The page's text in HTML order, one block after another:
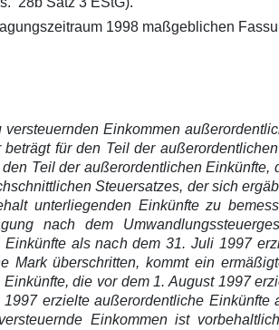
1998 maßgeblichen
versteuernden Einkommen
beträgt für den Teil der
Teil der außerordentlichen Einkünfte,
Steuersatzes, der sich
unterliegenden Einkünfte zu
nach dem
Einkünfte als nach dem 31. Juli 1997
Mark überschritten, kommt ein
die vor dem 1. August 1997
erzielte außerordentliche
Einkommen ist